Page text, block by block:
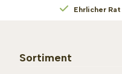
Ehrlicher Rat
Sortiment